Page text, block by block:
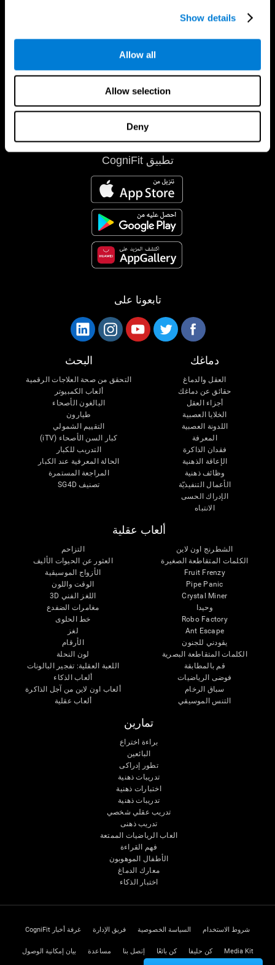
Show details
Allow all
Allow selection
Deny
تطبيق CogniFit
تابعونا على
دماغك
العقل والدماغ
حقائق عن دماغك
أجزاء العقل
الخلايا العصبية
اللدونة العصبية
المعرفة
فقدان الذاكرة
الإعاقة الذهنية
وظائف ذهنية
الأعمال التنفيذيّة
الإدراك الحسى
الانتباه
البحث
التحقق من صحة العلاجات الرقمية
ألعاب الكمبيوتر
البالغون الأصحاء
طيارون
التقييم الشمولي
كبار السن الأصحاء (iTV)
التدريب للكبار
الحالة المعرفية عند الكبار
المراجعة المستمرة
تصنيف SG4D
ألعاب عقلية
الشطرنج اون لاين
الكلمات المتقاطعة الصغيرة
Fruit Frenzy
Pipe Panic
Crystal Miner
وحيدا
Robo Factory
Ant Escape
يقودني للجنون
الكلمات المتقاطعة البصرية
قم بالمطابقة
فوضى الرياضيات
سباق الرخام
التنس الموسيقي
التزاحم
العثور عن الحيوات الأليف
الأزواج الموسيقية
الوقت واللون
اللغز الفني 3D
مغامرات الضفدع
خط الحلوى
لغز
الأرقام
لون النحلة
اللعبة العقلية: تفجير البالونات
ألعاب الذكاء
ألعاب اون لاين من آجل الذاكرة
ألعاب عقلية
تمارين
براءة اختراع
البائعين
تطور إدراكى
تدريبات ذهنية
اختبارات ذهنية
تدريبات ذهنية
تدريب عقلي شخصي
تدريب ذهنى
العاب الرياضيات الممتعة
فهم القراءة
الأطفال الموهوبون
معارك الدماغ
اختبار الذكاء
شروط الاستخدام السياسة الخصوصية فريق الإدارة غرفة أخبار CogniFit
Media Kit كن حليفا كن بائعًا إتصل بنا مساعدة بيان إمكانية الوصول